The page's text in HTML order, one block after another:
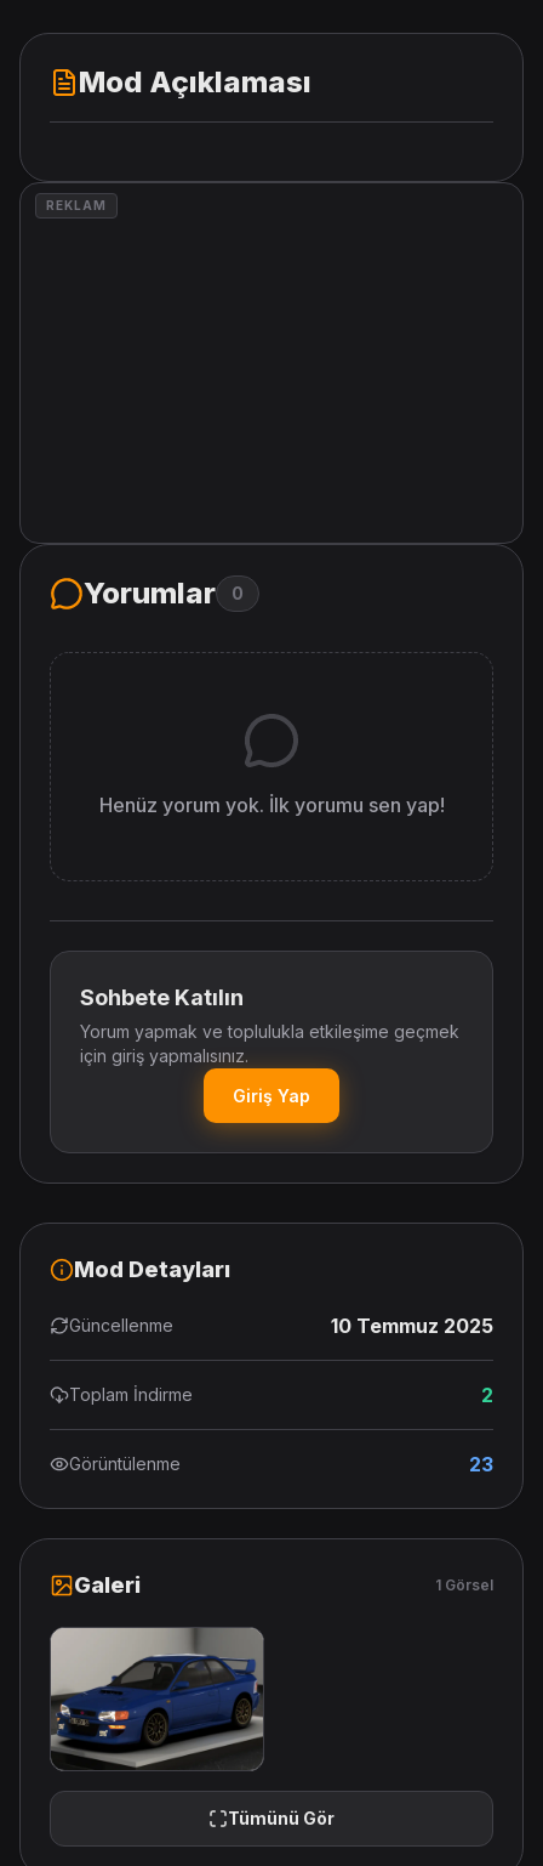
Mod Açıklaması
REKLAM
Yorumlar 0
Henüz yorum yok. İlk yorumu sen yap!
Sohbete Katılın
Yorum yapmak ve toplulukla etkileşime geçmek
için giriş yapmalısınız.
Giriş Yap
Mod Detayları
Güncellenme 10 Temmuz 2025
Toplam İndirme 2
Görüntülenme 23
Galeri 1 Görsel
Tümünü Gör